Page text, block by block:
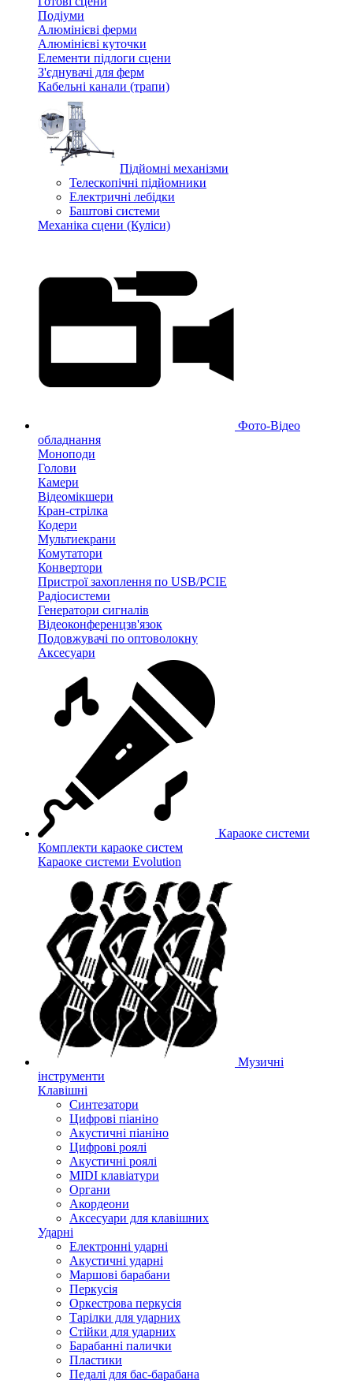
Подіуми
Алюмінієві ферми
Алюмінієві куточки
Елементи підлоги сцени
З'єднувачі для ферм
Кабельні канали (трапи)
Підйомні механізми
Телескопічні підйомники
Електричні лебідки
Баштові системи
Механіка сцени (Куліси)
Фото-Відео
обладнання
Моноподи
Голови
Камери
Відеомікшери
Кран-стрілка
Кодери
Мультиекрани
Комутатори
Конвертори
Пристрої захоплення по USB/PCIE
Радіосистеми
Генератори сигналів
Відеоконференцзв'язок
Подовжувачі по оптоволокну
Аксесуари
Караоке системи
Комплекти караоке систем
Караоке системи Evolution
Музичні
інструменти
Клавішні
Синтезатори
Цифрові піаніно
Акустичні піаніно
Цифрові роялі
Акустичні роялі
MIDI клавіатури
Органи
Акордеони
Аксесуари для клавішних
Ударні
Електронні ударні
Акустичні ударні
Маршові барабани
Перкусія
Оркестрова перкусія
Тарілки для ударних
Стійки для ударних
Барабанні палички
Пластики
Педалі для бас-барабана